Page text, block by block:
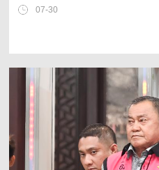
autoimun.
07-30